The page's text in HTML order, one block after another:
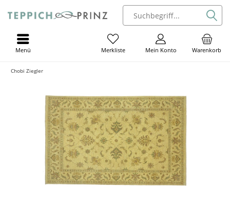
Warenkorb
Mein Konto
Merkliste
Menü
Chobi Ziegler